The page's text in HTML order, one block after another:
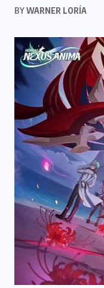
BYWARNER LORÍA